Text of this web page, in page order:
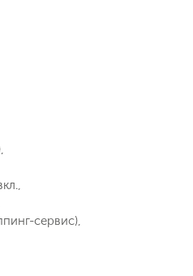
мне
в соответствии с
сервис),